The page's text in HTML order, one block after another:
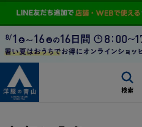
検索